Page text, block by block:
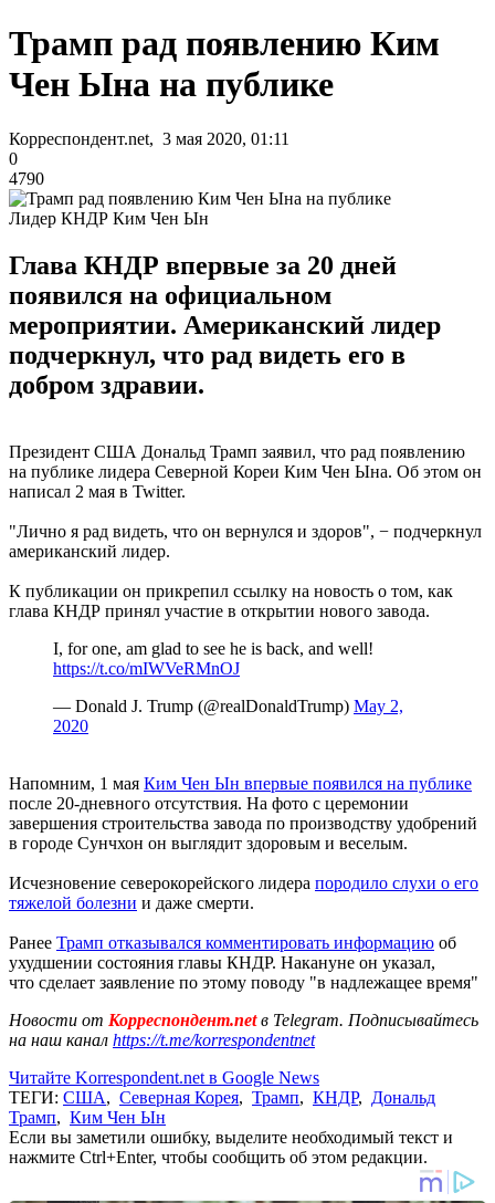
Трамп рад появлению Ким
Чен Ына на публике
Корреспондент.net, 3 мая 2020, 01:11
0
4790
Лидер КНДР Ким Чен Ын
Глава КНДР впервые за 20 дней
появился на официальном
мероприятии. Американский лидер
подчеркнул, что рад видеть его в
добром здравии.
Президент США Дональд Трамп заявил, что рад появлению
на публике лидера Северной Кореи Ким Чен Ына. Об этом он
написал 2 мая в Twitter.
"Лично я рад видеть, что он вернулся и здоров", − подчеркнул
американский лидер.
К публикации он прикрепил ссылку на новость о том, как
глава КНДР принял участие в открытии нового завода.
I, for one, am glad to see he is back, and well!
https://t.co/mIWVeRMnOJ
— Donald J. Trump (@realDonaldTrump) May 2,
2020
Напомним, 1 мая Ким Чен Ын впервые появился на публике
после 20-дневного отсутствия. На фото с церемонии
завершения строительства завода по производству удобрений
в городе Сунчхон он выглядит здоровым и веселым.
Исчезновение северокорейского лидера породило слухи о его
тяжелой болезни и даже смерти.
Ранее Трамп отказывался комментировать информацию об
ухудшении состояния главы КНДР. Накануне он указал,
что сделает заявление по этому поводу "в надлежащее время"
Новости от Корреспондент.netв Telegram. Подписывайтесь
на наш канал https://t.me/korrespondentnet
Читайте Korrespondent.net в Google News
ТЕГИ: США, Северная Корея, Трамп, КНДР, Дональд
Трамп, Ким Чен Ын
Если вы заметили ошибку, выделите необходимый текст и
нажмите Ctrl+Enter, чтобы сообщить об этом редакции.